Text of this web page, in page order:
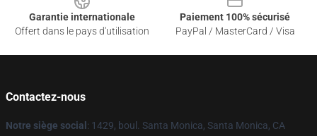
Garantie internationale
Offert dans le pays d'utilisation
Paiement 100% sécurisé
PayPal / MasterCard / Visa
Contactez-nous
Notre siège social : 1429, boul. Santa Monica, Santa Monica, CA